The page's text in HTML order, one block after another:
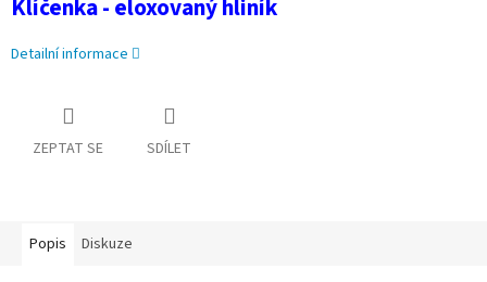
Klíčenka - eloxovaný hliník
Detailní informace
ZEPTAT SE SDÍLET
Popis Diskuze